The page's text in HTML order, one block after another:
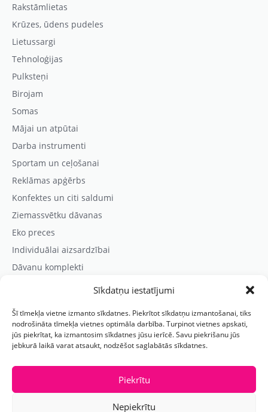
Sīkdatņu iestatījumi
Šī tīmekļa vietne izmanto sīkdatnes. Piekrītot sīkdatņu izmantošanai, tiks
nodrošināta tīmekļa vietnes optimāla darbība. Turpinot vietnes apskati,
jūs piekrītat, ka izmantosim sīkdatnes jūsu ierīcē. Savu piekrišanu jūs
jebkurā laikā varat atsaukt, nodzēšot saglabātās sīkdatnes.
Piekrītu
Nepiekrītu
Rakstāmlietas
Krūzes, ūdens pudeles
Lietussargi
Tehnoloģijas
Pulksteņi
Birojam
Somas
Mājai un atpūtai
Darba instrumenti
Sportam un ceļošanai
Reklāmas apģērbs
Konfektes un citi saldumi
Ziemassvētku dāvanas
Eko preces
Individuālai aizsardzībai
Dāvanu komplekti
Kontaktinformācija
Prezentreklāmas aģentūra “PARIS”
Reģ.nr.: 40103625328